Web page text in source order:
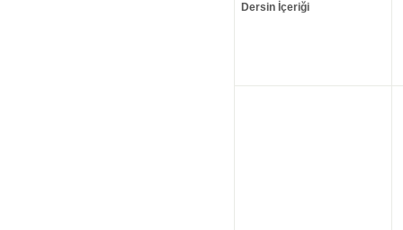
Dersin İçeriği